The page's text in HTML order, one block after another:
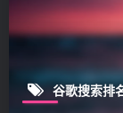
谷歌搜索排